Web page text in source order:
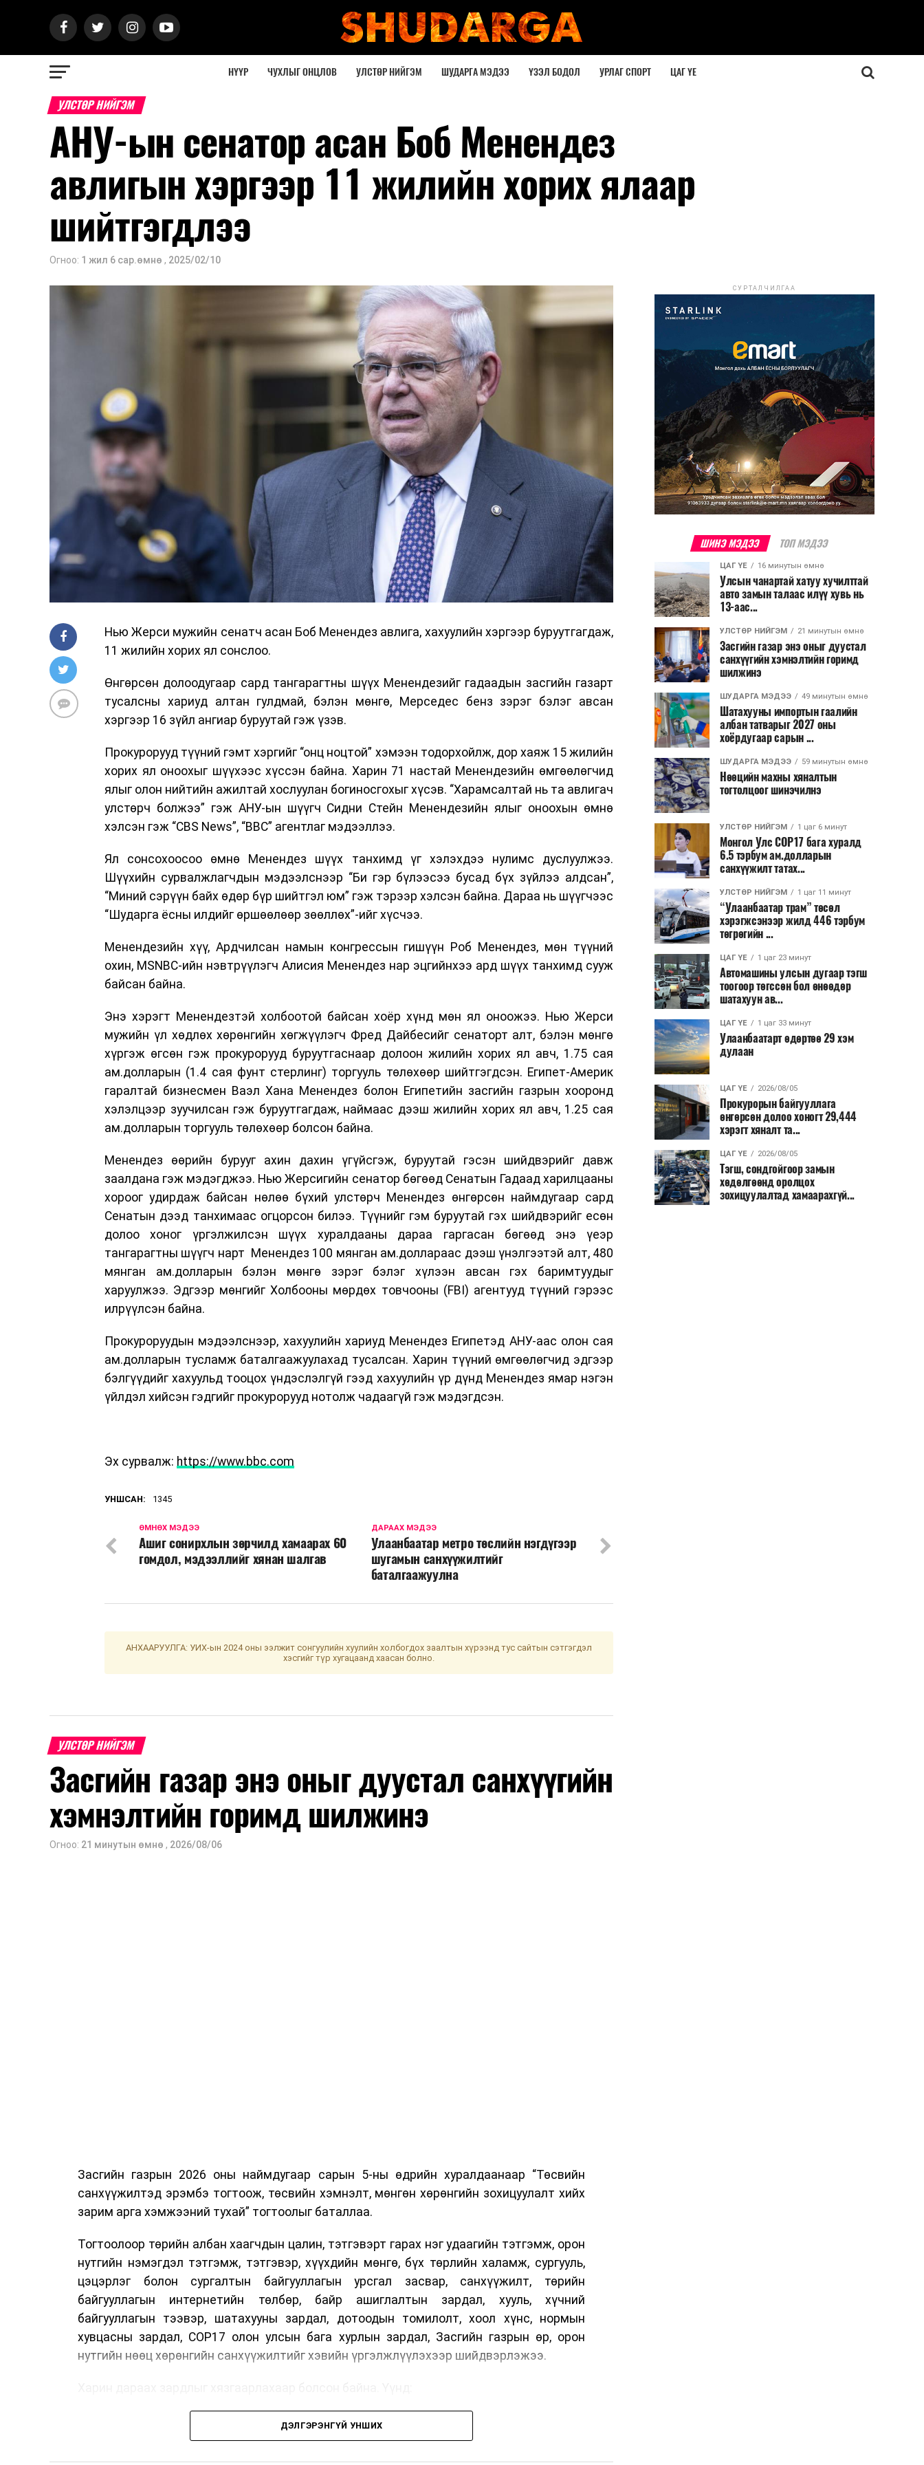
НҮҮР ЧУХЛЫГ ОНЦЛОВ УЛСТӨР НИЙГЭМ ШУДАРГА МЭДЭЭ ҮЗЭЛ БОДОЛ УРЛАГ СПОРТ ЦАГ ҮЕ
УЛСТӨР НИЙГЭМ
АНУ-ын сенатор асан Боб Менендез
авлигын хэргээр 11 жилийн хорих ялаар
шийтгэгдлээ
Огноо: 1 жил 6 сар.өмнө , 2025/02/10
Нью Жерси мужийн сенатч асан Боб Менендез авлига, хахуулийн хэргээр буруутгагдаж,
11 жилийн хорих ял сонслоо.
Өнгөрсөн долоодугаар сард тангарагтны шүүх Менендезийг гадаадын засгийн газарт
тусалсны хариуд алтан гулдмай, бэлэн мөнгө, Мерседес бенз зэрэг бэлэг авсан
хэргээр 16 зүйл ангиар буруутай гэж үзэв.
Прокурорууд түүний гэмт хэргийг “онц ноцтой” хэмээн тодорхойлж, дор хаяж 15 жилийн
хорих ял оноохыг шүүхээс хүссэн байна. Харин 71 настай Менендезийн өмгөөлөгчид
ялыг олон нийтийн ажилтай хослуулан богиносгохыг хүсэв. “Харамсалтай нь та авлигач
улстөрч болжээ” гэж АНУ-ын шүүгч Сидни Стейн Менендезийн ялыг оноохын өмнө
хэлсэн гэж “CBS News”, “BBC” агентлаг мэдээллээ.
Ял сонсохоосоо өмнө Менендез шүүх танхимд үг хэлэхдээ нулимс дуслуулжээ.
Шүүхийн сурвалжлагчдын мэдээлснээр “Би гэр бүлээсээ бусад бүх зүйлээ алдсан”,
“Миний сэрүүн байх өдөр бүр шийтгэл юм” гэж тэрээр хэлсэн байна. Дараа нь шүүгчээс
“Шударга ёсны илдийг өршөөлөөр зөөллөх”-ийг хүсчээ.
Менендезийн хүү, Ардчилсан намын конгрессын гишүүн Роб Менендез, мөн түүний
охин, MSNBC-ийн нэвтрүүлэгч Алисия Менендез нар эцгийнхээ ард шүүх танхимд сууж
байсан байна.
Энэ хэрэгт Менендезтэй холбоотой байсан хоёр хүнд мөн ял оноожээ. Нью Жерси
мужийн үл хөдлөх хөрөнгийн хөгжүүлэгч Фред Дайбесийг сенаторт алт, бэлэн мөнгө
хүргэж өгсөн гэж прокурорууд буруутгаснаар долоон жилийн хорих ял авч, 1.75 сая
ам.долларын (1.4 сая фунт стерлинг) торгууль төлөхөөр шийтгэгдсэн. Египет-Америк
гаралтай бизнесмен Ваэл Хана Менендез болон Египетийн засгийн газрын хооронд
хэлэлцээр зуучилсан гэж буруутгагдаж, наймаас дээш жилийн хорих ял авч, 1.25 сая
ам.долларын торгууль төлөхөөр болсон байна.
Менендез өөрийн бурууг ахин дахин үгүйсгэж, буруутай гэсэн шийдвэрийг давж
заалдана гэж мэдэгджээ. Нью Жерсигийн сенатор бөгөөд Сенатын Гадаад харилцааны
хороог удирдаж байсан нөлөө бүхий улстөрч Менендез өнгөрсөн наймдугаар сард
Сенатын дээд танхимаас огцорсон билээ. Түүнийг гэм буруутай гэх шийдвэрийг есөн
долоо хоног үргэлжилсэн шүүх хуралдааны дараа гаргасан бөгөөд энэ үеэр
тангарагтны шүүгч нарт Менендез 100 мянган ам.доллараас дээш үнэлгээтэй алт, 480
мянган ам.долларын бэлэн мөнгө зэрэг бэлэг хүлээн авсан гэх баримтуудыг
харуулжээ. Эдгээр мөнгийг Холбооны мөрдөх товчооны (FBI) агентууд түүний гэрээс
илрүүлсэн байна.
Прокуроруудын мэдээлснээр, хахуулийн хариуд Менендез Египетэд АНУ-аас олон сая
ам.долларын тусламж баталгаажуулахад тусалсан. Харин түүний өмгөөлөгчид эдгээр
бэлгүүдийг хахуульд тооцох үндэслэлгүй гээд хахуулийн үр дүнд Менендез ямар нэгэн
үйлдэл хийсэн гэдгийг прокурорууд нотолж чадаагүй гэж мэдэгдсэн.
Эх сурвалж: https://www.bbc.com
УНШСАН: 1345
ДАРААХ МЭДЭЭ
Улаанбаатар метро төслийн нэгдүгээр
шугамын санхүүжилтийг
баталгаажуулна
ӨМНӨХ МЭДЭЭ
Ашиг сонирхлын зөрчилд хамаарах 60
гомдол, мэдээллийг хянан шалгав
АНХААРУУЛГА: УИХ-ын 2024 оны ээлжит сонгуулийн хуулийн холбогдох заалтын хүрээнд тус сайтын сэтгэгдэл
хэсгийг түр хугацаанд хаасан болно.
УЛСТӨР НИЙГЭМ
Засгийн газар энэ оныг дуустал санхүүгийн
хэмнэлтийн горимд шилжинэ
Огноо: 21 минутын өмнө , 2026/08/06
Засгийн газрын 2026 оны наймдугаар сарын 5-ны өдрийн хуралдаанаар “Төсвийн
санхүүжилтэд эрэмбэ тогтоож, төсвийн хэмнэлт, мөнгөн хөрөнгийн зохицуулалт хийх
зарим арга хэмжээний тухай” тогтоолыг баталлаа.
Тогтоолоор төрийн албан хаагчдын цалин, тэтгэвэрт гарах нэг удаагийн тэтгэмж, орон
нутгийн нэмэгдэл тэтгэмж, тэтгэвэр, хүүхдийн мөнгө, бүх төрлийн халамж, сургууль,
цэцэрлэг болон сургалтын байгууллагын урсгал засвар, санхүүжилт, төрийн
байгууллагын интернетийн төлбөр, байр ашиглалтын зардал, хууль, хүчний
байгууллагын тээвэр, шатахууны зардал, дотоодын томилолт, хоол хүнс, нормын
хувцасны зардал, COP17 олон улсын бага хурлын зардал, Засгийн газрын өр, орон
нутгийн нөөц хөрөнгийн санхүүжилтийг хэвийн үргэлжлүүлэхээр шийдвэрлэжээ.
Олон улсын болон Засгийн газрын шийдвэртэйгээс бусад хурал, зөвлөгөөн, ой,
тэмдэглэлт өдөр, найр наадам, соёлын арга хэмжээ;
ДЭЛГЭРЭНГҮЙ УНШИХ
СУРТАЛЧИЛГАА
ШИНЭ МЭДЭЭ ТОП МЭДЭЭ
ЦАГ ҮЕ 16 минутын өмнө
Улсын чанартай хатуу хучилттай
авто замын талаас илүү хувь нь
13-аас...
УЛСТӨР НИЙГЭМ 21 минутын өмнө
Засгийн газар энэ оныг дуустал
санхүүгийн хэмнэлтийн горимд
шилжинэ
ШУДАРГА МЭДЭЭ 49 минутын өмнө
Шатахууны импортын гаалийн
албан татварыг 2027 оны
хоёрдугаар сарын ...
ШУДАРГА МЭДЭЭ 59 минутын өмнө
Нөөцийн махны хяналтын
тогтолцоог шинэчилнэ
УЛСТӨР НИЙГЭМ 1 цаг 6 минут
Монгол Улс COP17 бага хуралд
6.5 тэрбум ам.долларын
санхүүжилт татах...
УЛСТӨР НИЙГЭМ 1 цаг 11 минут
“Улаанбаатар трам” төсөл
хэрэгжсэнээр жилд 446 тэрбум
төгрөгийн ...
ЦАГ ҮЕ 1 цаг 23 минут
Автомашины улсын дугаар тэгш
тоогоор төгссөн бол өнөөдөр
шатахуун ав...
ЦАГ ҮЕ 1 цаг 33 минут
Улаанбаатарт өдөртөө 29 хэм
дулаан
ЦАГ ҮЕ 2026/08/05
Прокурорын байгууллага
өнгөрсөн долоо хоногт 29,444
хэрэгт хяналт та...
ЦАГ ҮЕ 2026/08/05
Тэгш, сондгойгоор замын
хөдөлгөөнд оролцох
зохицуулалтад хамаарахгүй...